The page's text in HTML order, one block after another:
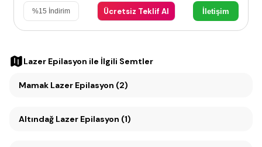
%15 İndirim Ücretsiz Teklif Al İletişim
Lazer Epilasyon ile İlgili Semtler
Mamak Lazer Epilasyon (2)
Altındağ Lazer Epilasyon (1)